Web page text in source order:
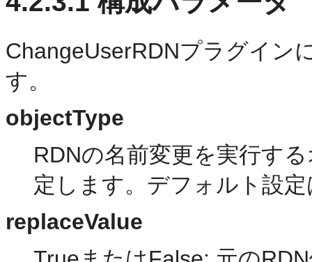
ChangeUserRDNプラグイン
す。
objectType
RDNの名前変更を実行す
定します。デフォルト設
replaceValue